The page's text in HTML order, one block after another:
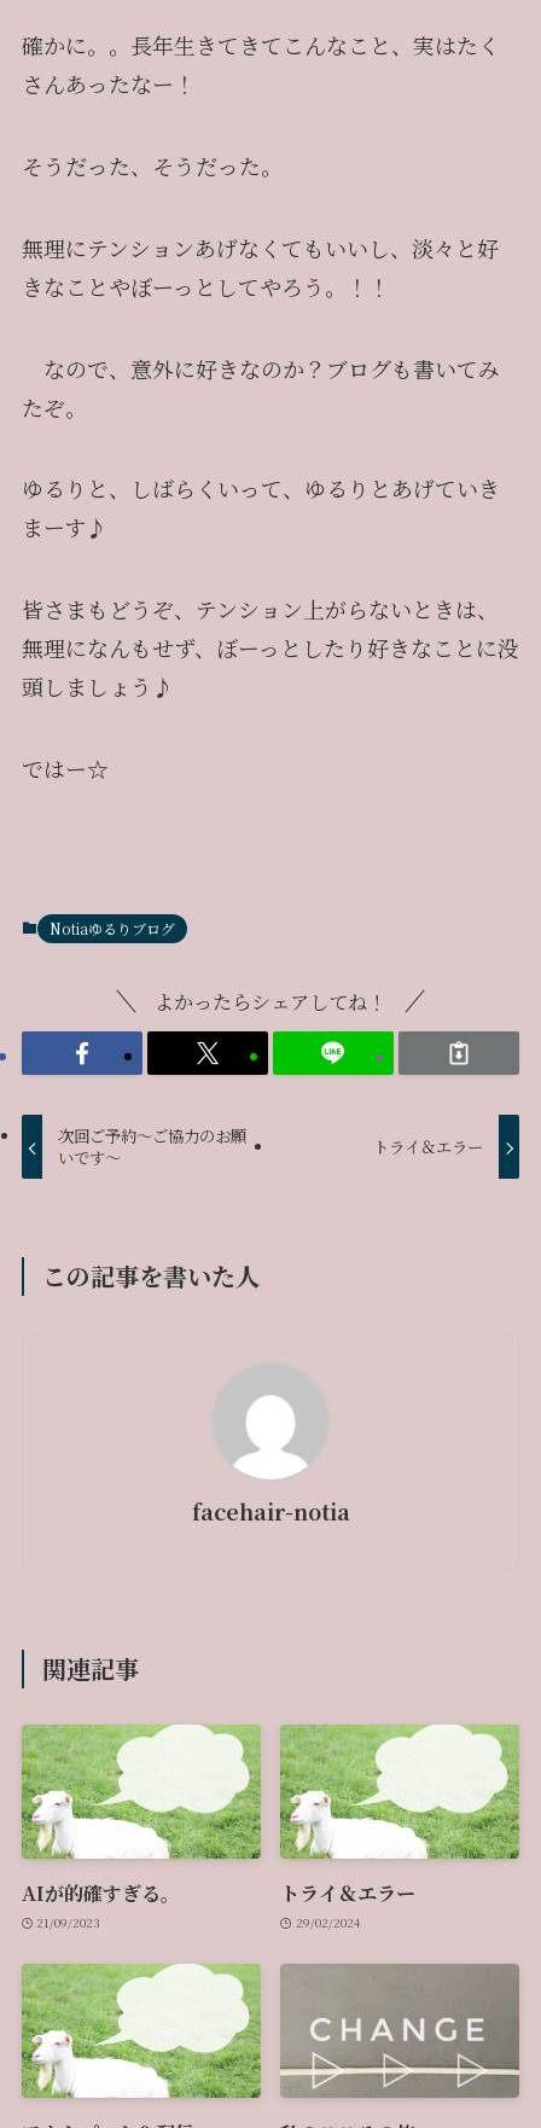
確かに。。長年生きてきてこんなこと、実はたく
さんあったなー！
そうだった、そうだった。
無理にテンションあげなくてもいいし、淡々と好
きなことやぼーっとしてやろう。！！
なので、意外に好きなのか？ブログも書いてみ
たぞ。
ゆるりと、しばらくいって、ゆるりとあげていき
まーす♪
皆さまもどうぞ、テンション上がらないときは、
無理になんもせず、ぼーっとしたり好きなことに没
頭しましょう♪
ではー☆
Notiaゆるりブログ
よかったらシェアしてね！
次回ご予約～ご協力のお願
いです～
トライ＆エラー
この記事を書いた人
facehair-notia
関連記事
AIが的確すぎる。
21/09/2023
トライ＆エラー
29/02/2024